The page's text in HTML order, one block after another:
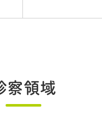
察領域